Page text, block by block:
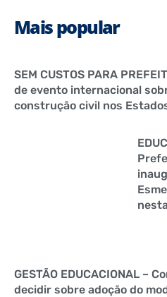
Mais popular
SEM CUSTOS PARA
de evento internacional
construção civil nos
GESTÃO EDUCACIONAL –
decidir sobre adoção do